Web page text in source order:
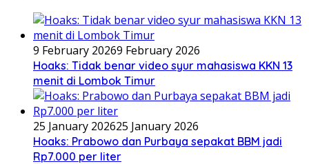
9 February 20269 February 2026
Hoaks: Tidak benar video syur mahasiswa KKN 13
menit di Lombok Timur
25 January 202625 January 2026
Hoaks: Prabowo dan Purbaya sepakat BBM jadi
Rp7.000 per liter